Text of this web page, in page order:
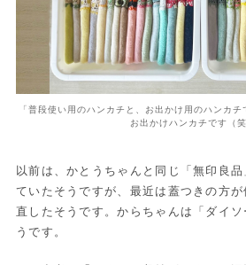
「普段使い用のハンカチと、お出かけ用のハンカ
お出かけハンカチです（笑
以前は、かとうちゃんと同じ「無印良
ていたそうですが、最近は蓋つきの方
直したそうです。からちゃんは「ダイ
うです。